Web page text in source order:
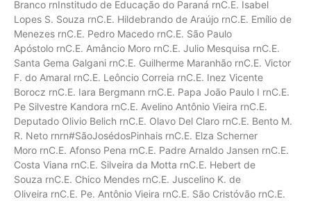
Branco rnInstitudo de Educação do Paraná rnC.E. Isabel
Lopes S. Souza rnC.E. Hildebrando de Araújo rnC.E. Emílio de
Menezes rnC.E. Pedro Macedo rnC.E. São Paulo
Apóstolo rnC.E. Amâncio Moro rnC.E. Julio Mesquisa rnC.E.
Santa Gema Galgani rnC.E. Guilherme Maranhão rnC.E. Victor
F. do Amaral rnC.E. Leôncio Correia rnC.E. Inez Vicente
Borocz rnC.E. Iara Bergmann rnC.E. Papa João Paulo I rnC.E.
Pe Silvestre Kandora rnC.E. Avelino Antônio Vieira rnC.E.
Deputado Olivio Belich rnC.E. Olavo Del Claro rnC.E. Bento M.
R. Neto rnrn#SãoJosédosPinhais rnC.E. Elza Scherner
Moro rnC.E. Afonso Pena rnC.E. Padre Arnaldo Jansen rnC.E.
Costa Viana rnC.E. Silveira da Motta rnC.E. Hebert de
Souza rnC.E. Chico Mendes rnC.E. Juscelino K. de
Oliveira rnC.E. Pe. Antônio Vieira rnC.E. São Cristóvão rnC.E.